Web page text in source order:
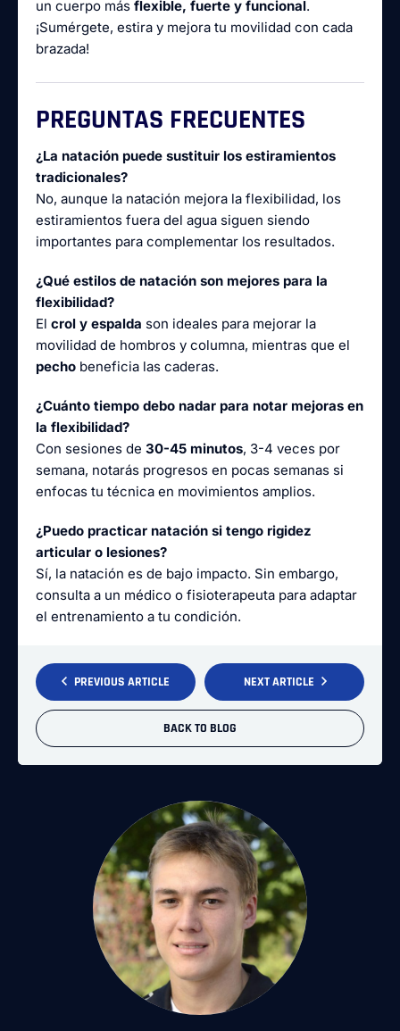
un cuerpo más flexible, fuerte y funcional.
¡Sumérgete, estira y mejora tu movilidad con cada
brazada!
PREGUNTAS FRECUENTES
¿La natación puede sustituir los estiramientos
tradicionales?
No, aunque la natación mejora la flexibilidad, los
estiramientos fuera del agua siguen siendo
importantes para complementar los resultados.
¿Qué estilos de natación son mejores para la
flexibilidad?
El crol y espalda son ideales para mejorar la
movilidad de hombros y columna, mientras que el
pecho beneficia las caderas.
¿Cuánto tiempo debo nadar para notar mejoras en
la flexibilidad?
Con sesiones de 30-45 minutos, 3-4 veces por
semana, notarás progresos en pocas semanas si
enfocas tu técnica en movimientos amplios.
¿Puedo practicar natación si tengo rigidez
articular o lesiones?
Sí, la natación es de bajo impacto. Sin embargo,
consulta a un médico o fisioterapeuta para adaptar
el entrenamiento a tu condición.
PREVIOUS ARTICLE
BACK TO BLOG
NEXT ARTICLE